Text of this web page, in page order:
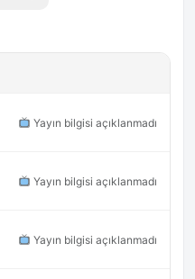
Yayın bilgisi açıklanmadı
Yayın bilgisi açıklanmadı
Yayın bilgisi açıklanmadı